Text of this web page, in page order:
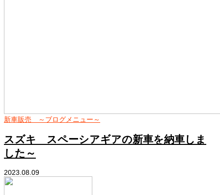
新車販売 ～ブログメニュー～
スズキ スペーシアギアの新車を納車しま
した～
2023.08.09